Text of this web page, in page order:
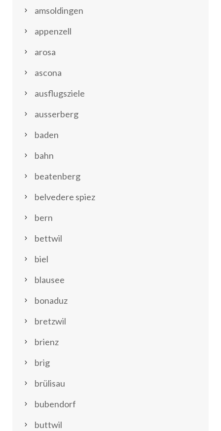
amsoldingen
appenzell
arosa
ascona
ausflugsziele
ausserberg
baden
bahn
beatenberg
belvedere spiez
bern
bettwil
biel
blausee
bonaduz
bretzwil
brienz
brig
brülisau
bubendorf
buttwil